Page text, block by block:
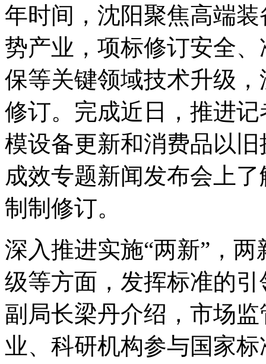
年时间，沈阳聚焦高端
势产业，项标修订安全
保等关键领域技术升级
修订。完成近日，推进
模设备更新和消费品以
成效专题新闻发布会上
制制修订。
深入推进实施“两新”，两
级等方面，发挥标准的
副局长梁丹介绍，市场
业、科研机构参与国家